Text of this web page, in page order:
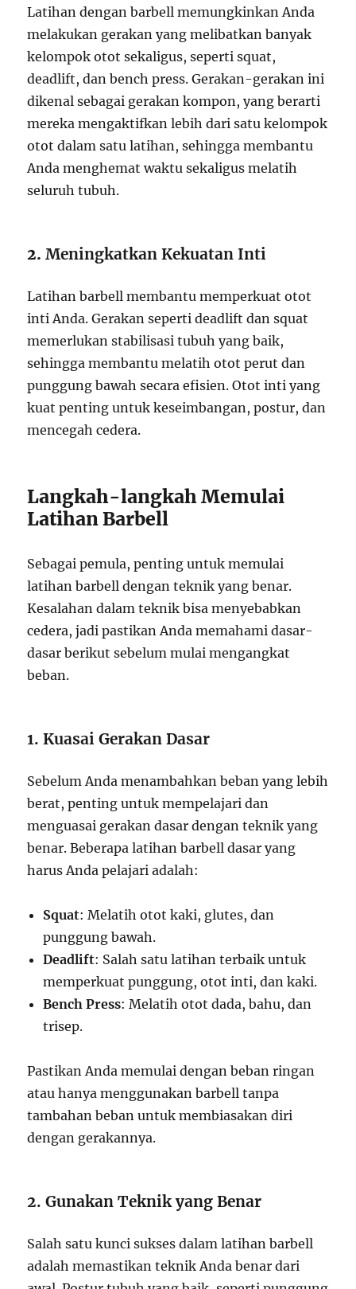
Latihan dengan barbell memungkinkan Anda
melakukan gerakan yang melibatkan banyak
kelompok otot sekaligus, seperti squat,
deadlift, dan bench press. Gerakan-gerakan ini
dikenal sebagai gerakan kompon, yang berarti
mereka mengaktifkan lebih dari satu kelompok
otot dalam satu latihan, sehingga membantu
Anda menghemat waktu sekaligus melatih
seluruh tubuh.
2.Meningkatkan Kekuatan Inti
Latihan barbell membantu memperkuat otot
inti Anda. Gerakan seperti deadlift dan squat
memerlukan stabilisasi tubuh yang baik,
sehingga membantu melatih otot perut dan
punggung bawah secara efisien. Otot inti yang
kuat penting untuk keseimbangan, postur, dan
mencegah cedera.
Langkah-langkah Memulai
Latihan Barbell
Sebagai pemula, penting untuk memulai
latihan barbell dengan teknik yang benar.
Kesalahan dalam teknik bisa menyebabkan
cedera, jadi pastikan Anda memahami dasar-
dasar berikut sebelum mulai mengangkat
beban.
1. Kuasai Gerakan Dasar
Sebelum Anda menambahkan beban yang lebih
berat, penting untuk mempelajari dan
menguasai gerakan dasar dengan teknik yang
benar. Beberapa latihan barbell dasar yang
harus Anda pelajari adalah:
Squat: Melatih otot kaki, glutes, dan
punggung bawah.
Deadlift: Salah satu latihan terbaik untuk
memperkuat punggung, otot inti, dan kaki.
Bench Press: Melatih otot dada, bahu, dan
trisep.
Pastikan Anda memulai dengan beban ringan
atau hanya menggunakan barbell tanpa
tambahan beban untuk membiasakan diri
dengan gerakannya.
2. Gunakan Teknik yang Benar
Salah satu kunci sukses dalam latihan barbell
adalah memastikan teknik Anda benar dari